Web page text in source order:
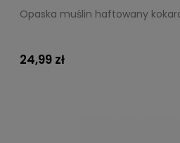
Opaska muślin haftowany
24,99 zł